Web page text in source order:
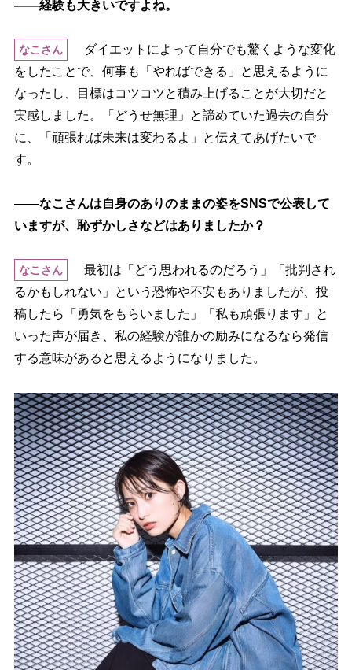
――経験も大きいですよね。
なこさん
ダイエットによって自分でも驚くような変化
をしたことで、何事も「やればできる」と思えるように
なったし、目標はコツコツと積み上げることが大切だと
実感しました。「どうせ無理」と諦めていた過去の自分
に、「頑張れば未来は変わるよ」と伝えてあげたいで
す。
――なこさんは自身のありのままの姿をSNSで公表して
いますが、恥ずかしさなどはありましたか？
なこさん
最初は「どう思われるのだろう」「批判され
るかもしれない」という恐怖や不安もありましたが、投
稿したら「勇気をもらいました」「私も頑張ります」と
いった声が届き、私の経験が誰かの励みになるなら発信
する意味があると思えるようになりました。